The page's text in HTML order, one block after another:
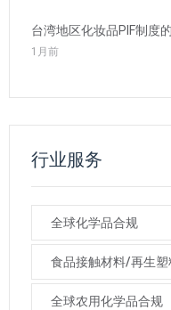
台湾地区化妆品PIF制度
1月前
行业服务
全球化学品合规
食品接触材料/再生塑
全球农用化学品合规